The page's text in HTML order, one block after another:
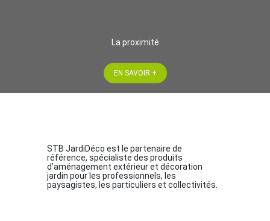
La proximité
EN SAVOIR +
STB JardiDéco est le partenaire de
référence, spécialiste des produits
d’aménagement extérieur et décoration
jardin pour les professionnels, les
paysagistes, les particuliers et collectivités.